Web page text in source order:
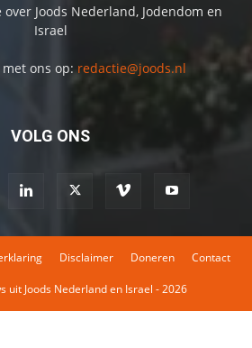
Joods Nederland, Jodendom en
Israel
ons op: redactie@joods.nl
VOLG ONS
Disclaimer Doneren Contact
uit Joods Nederland en Israel - 2026